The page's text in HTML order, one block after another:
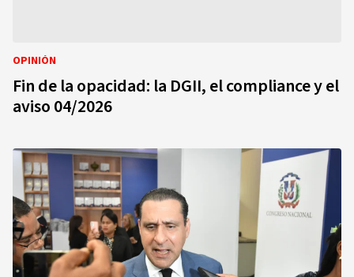
OPINIÓN
Fin de la opacidad: la DGII, el compliance y el
aviso 04/2026